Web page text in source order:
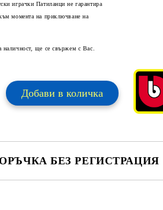
играчки Патиланци не гарантира
момента на приключване на
наличност, ще се свържем с Вас.
БЕЗ РЕГИСТРАЦИЯ